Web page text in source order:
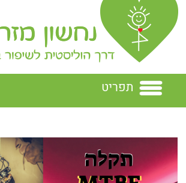
תפריט
נחשון מזרחי